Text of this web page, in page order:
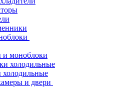
и моноблоки
холодильные
холодильные
и двери